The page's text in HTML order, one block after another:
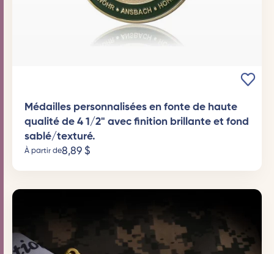
Médailles personnalisées en fonte de haute
qualité de 4 1/2" avec finition brillante et fond
sablé/texturé.
À partir de8,89 $